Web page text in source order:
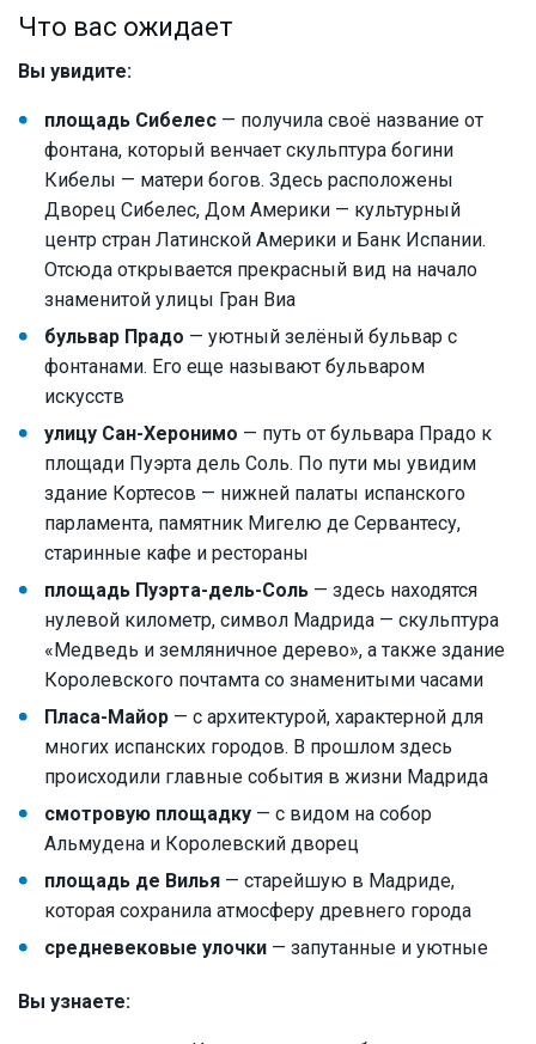
Что вас ожидает
Вы увидите:
площадь Сибелес — получила своё название от
фонтана, который венчает скульптура богини
Кибелы — матери богов. Здесь расположены
Дворец Сибелес, Дом Америки — культурный
центр стран Латинской Америки и Банк Испании.
Отсюда открывается прекрасный вид на начало
знаменитой улицы Гран Виа
бульвар Прадо — уютный зелёный бульвар с
фонтанами. Его еще называют бульваром
искусств
улицу Сан-Херонимо — путь от бульвара Прадо к
площади Пуэрта дель Соль. По пути мы увидим
здание Кортесов — нижней палаты испанского
парламента, памятник Мигелю де Сервантесу,
старинные кафе и рестораны
площадь Пуэрта-дель-Соль — здесь находятся
нулевой километр, символ Мадрида — скульптура
«Медведь и земляничное дерево», а также здание
Королевского почтамта со знаменитыми часами
Пласа-Майор — с архитектурой, характерной для
многих испанских городов. В прошлом здесь
происходили главные события в жизни Мадрида
смотровую площадку — с видом на собор
Альмудена и Королевский дворец
площадь де Вилья — старейшую в Мадриде,
которая сохранила атмосферу древнего города
средневековые улочки — запутанные и уютные
Вы узнаете: